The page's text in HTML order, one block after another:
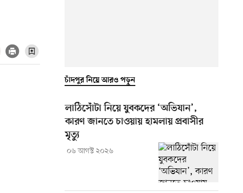
চাঁদপুর নিয়ে আরও পড়ুন
লাঠিসোঁটা নিয়ে যুবকদের ‘অভিযান’,
কারণ জানতে চাওয়ায় হামলায় প্রবাসীর
মৃত্যু
০৬ আগস্ট ২০২৬